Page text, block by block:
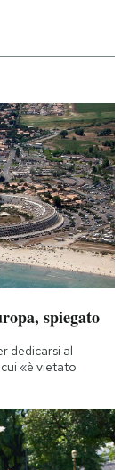
spiegato
dedicarsi al
«è vietato